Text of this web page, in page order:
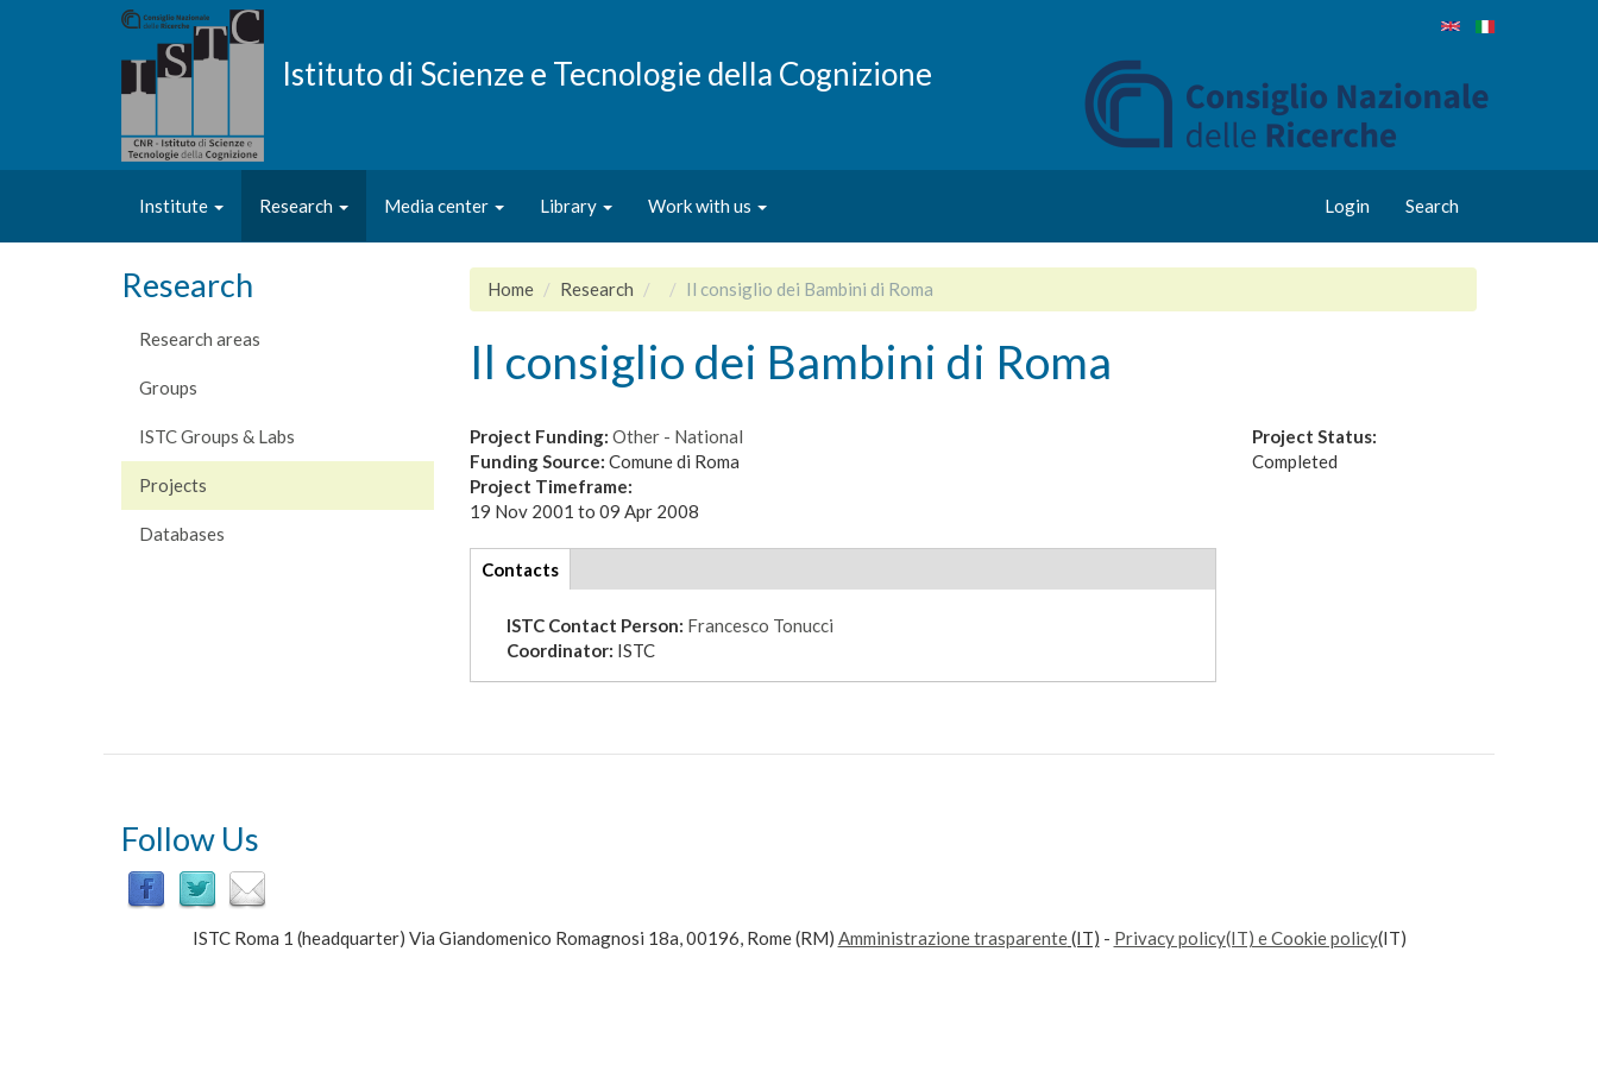
Istituto di Scienze e Tecnologie della Cognizione
Institute Research Media center Library Work with us Login Search
Research
Research areas
Groups
ISTC Groups & Labs
Projects
Databases
Home Research Il consiglio dei Bambini di Roma
Il consiglio dei Bambini di Roma
Project Funding: Other - National
Funding Source: Comune di Roma
Project Timeframe:
19 Nov 2001 to 09 Apr 2008
tabs
Contacts(active
tab)
ISTC Contact Person: Francesco Tonucci
Coordinator: ISTC
Project Status:
Completed
Follow Us
ISTC Roma 1 (headquarter) Via Giandomenico Romagnosi 18a, 00196, Rome (RM) Amministrazione trasparente(IT) - Privacy policy(IT) e Cookie policy(IT)